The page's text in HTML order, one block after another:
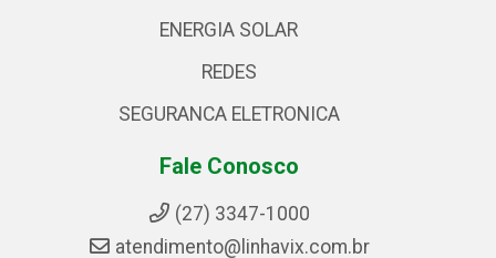
ENERGIA SOLAR
REDES
SEGURANCA ELETRONICA
Fale Conosco
(27) 3347-1000
atendimento@linhavix.com.br